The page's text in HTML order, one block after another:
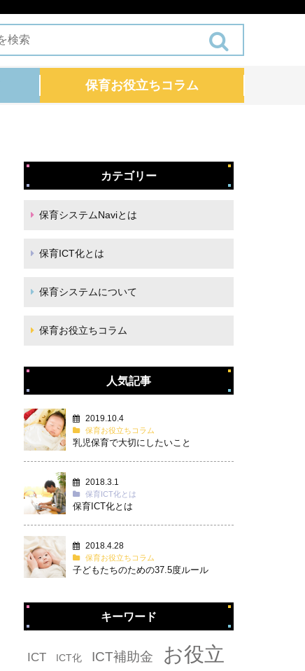
保育お役立ちコラム
カテゴリー
保育システムNaviとは
保育ICT化とは
保育システムについて
保育お役立ちコラム
人気記事
2019.10.4
保育お役立ちコラム
乳児保育で大切にしたいこと
2018.3.1
保育ICT化とは
保育ICT化とは
2018.4.28
保育お役立ちコラム
子どもたちのための37.5度ルール
キーワード
タグ
ICT ICT化 ICT補助金
お役立